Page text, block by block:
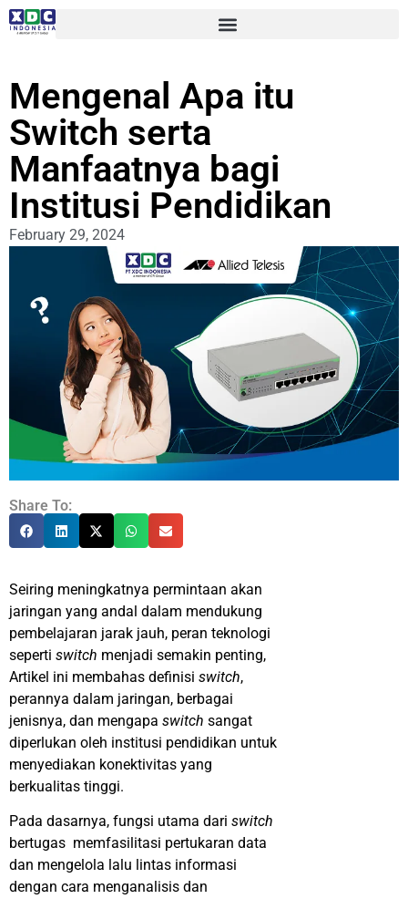
Mengenal Apa itu
Switch serta
Manfaatnya bagi
Institusi Pendidikan
February 29, 2024
Share To:
Seiring meningkatnya permintaan akan
jaringan yang andal dalam mendukung
pembelajaran jarak jauh, peran teknologi
seperti switch menjadi semakin penting,
Artikel ini membahas definisi switch,
perannya dalam jaringan, berbagai
jenisnya, dan mengapa switch sangat
diperlukan oleh institusi pendidikan untuk
menyediakan konektivitas yang
berkualitas tinggi.
Pada dasarnya, fungsi utama dari switch
bertugas memfasilitasi pertukaran data
dan mengelola lalu lintas informasi
dengan cara menganalisis dan